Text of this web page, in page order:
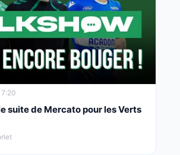
suite de Mercato pour les Verts